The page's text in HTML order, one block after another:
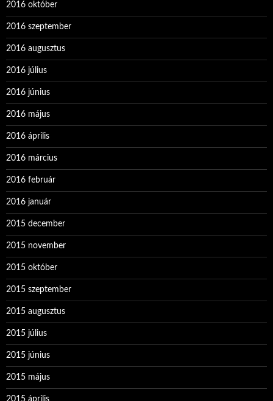
2016 október
2016 szeptember
2016 augusztus
2016 július
2016 június
2016 május
2016 április
2016 március
2016 február
2016 január
2015 december
2015 november
2015 október
2015 szeptember
2015 augusztus
2015 július
2015 június
2015 május
2015 április